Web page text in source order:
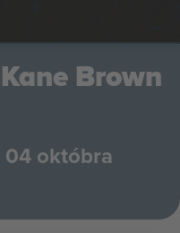
Brown
októbra